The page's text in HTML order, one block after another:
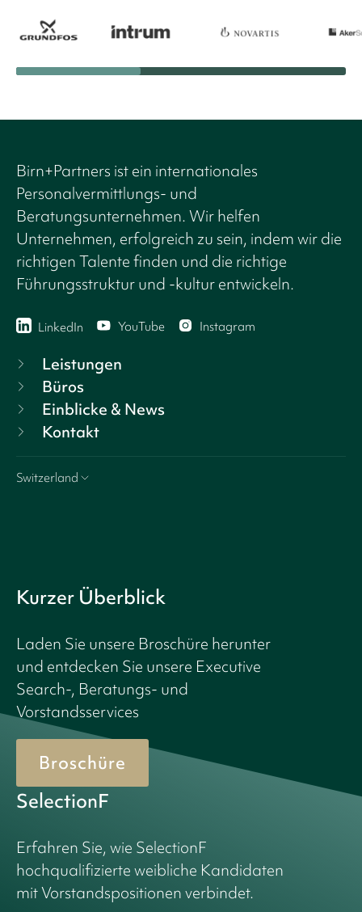
Birn+Partners ist ein internationales
Personalvermittlungs- und
Beratungsunternehmen. Wir helfen
Unternehmen, erfolgreich zu sein, indem wir die
richtigen Talente finden und die richtige
Führungsstruktur und -kultur entwickeln.
LinkedIn YouTube Instagram
Leistungen
Büros
Einblicke & News
Kontakt
Switzerland
Kurzer Überblick
Laden Sie unsere Broschüre herunter
und entdecken Sie unsere Executive
Search-, Beratungs- und
Vorstandsservices
Broschüre
SelectionF
Erfahren Sie, wie SelectionF
hochqualifizierte weibliche Kandidaten
mit Vorstandspositionen verbindet.